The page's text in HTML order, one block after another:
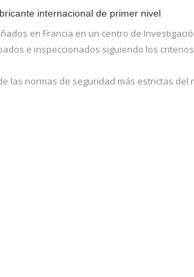
internacional de primer nivel
en Francia en un centro de
e inspeccionados siguiendo los
las normas de seguridad más estrictas del